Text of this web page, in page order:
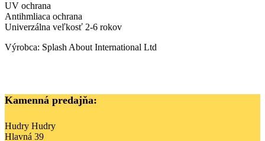
UV ochrana
Antihmliaca ochrana
Univerzálna veľkosť 2-6 rokov
Výrobca: Splash About International Ltd
Kamenná predajňa:
Hudry Hudry
Hlavná 39